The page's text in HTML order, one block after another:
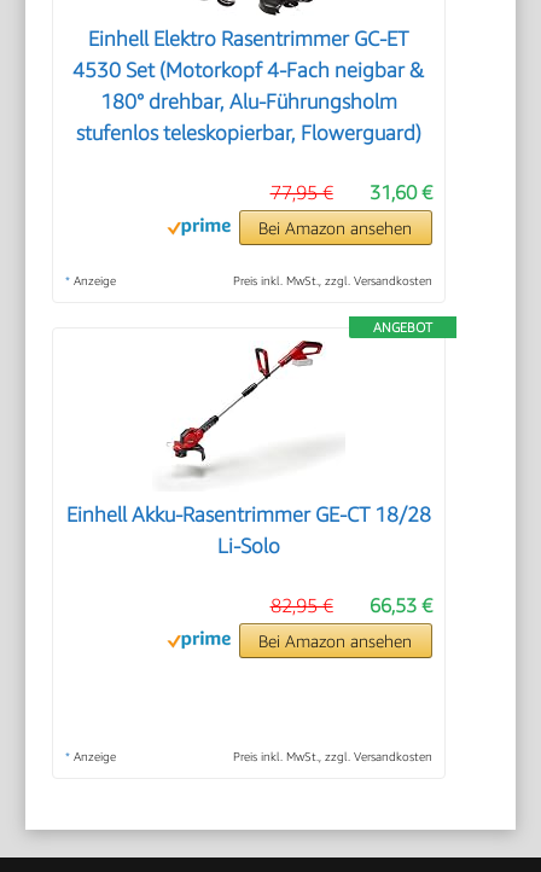
Einhell Elektro Rasentrimmer GC-ET
4530 Set (Motorkopf 4-Fach neigbar &
180° drehbar, Alu-Führungsholm
stufenlos teleskopierbar, Flowerguard)
31,60 €
77,95 €
Bei Amazon ansehen
* Anzeige Preis inkl. MwSt., zzgl. Versandkosten
ANGEBOT
Einhell Akku-Rasentrimmer GE-CT 18/28
Li-Solo
66,53 €
82,95 €
Bei Amazon ansehen
* Anzeige Preis inkl. MwSt., zzgl. Versandkosten